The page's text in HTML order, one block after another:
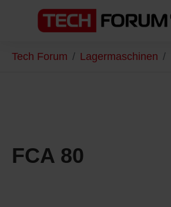
Skip to main content
You are here:
Tech Forum Lagermaschinen
FCA 80